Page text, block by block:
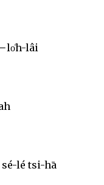
lo̍h-lâi
lé tsi-hā